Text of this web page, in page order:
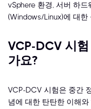
vSphere 환경, 서버 하
(Windows/Linux)에 대한
VCP-DCV 시
가요?
VCP-DCV 시험은 중간
념에 대한 탄탄한 이해